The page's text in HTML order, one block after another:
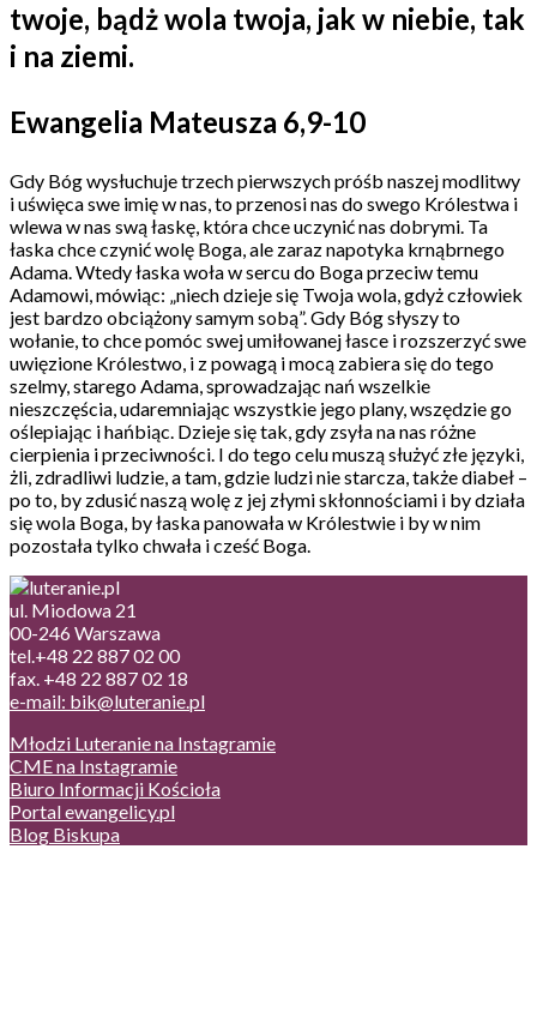
twoje, bądż wola twoja, jak w niebie, tak
i na ziemi.
Ewangelia Mateusza 6,9-10
Gdy Bóg wysłuchuje trzech pierwszych próśb naszej modlitwy
i uświęca swe imię w nas, to przenosi nas do swego Królestwa i
wlewa w nas swą łaskę, która chce uczynić nas dobrymi. Ta
łaska chce czynić wolę Boga, ale zaraz napotyka krnąbrnego
Adama. Wtedy łaska woła w sercu do Boga przeciw temu
Adamowi, mówiąc: „niech dzieje się Twoja wola, gdyż człowiek
jest bardzo obciążony samym sobą”. Gdy Bóg słyszy to
wołanie, to chce pomóc swej umiłowanej łasce i rozszerzyć swe
uwięzione Królestwo, i z powagą i mocą zabiera się do tego
szelmy, starego Adama, sprowadzając nań wszelkie
nieszczęścia, udaremniając wszystkie jego plany, wszędzie go
oślepiając i hańbiąc. Dzieje się tak, gdy zsyła na nas różne
cierpienia i przeciwności. I do tego celu muszą służyć złe języki,
żli, zdradliwi ludzie, a tam, gdzie ludzi nie starcza, także diabeł –
po to, by zdusić naszą wolę z jej złymi skłonnościami i by działa
się wola Boga, by łaska panowała w Królestwie i by w nim
pozostała tylko chwała i cześć Boga.
ul. Miodowa 21
00-246 Warszawa
tel.+48 22 887 02 00
fax. +48 22 887 02 18
e-mail: bik@luteranie.pl
Młodzi Luteranie na Instagramie
CME na Instagramie
Biuro Informacji Kościoła
Portal ewangelicy.pl
Blog Biskupa